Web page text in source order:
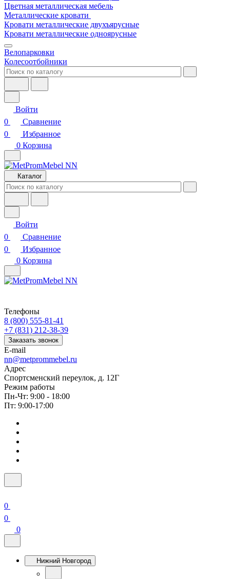
Цветная металлическая мебель
Металлические кровати
Кровати металлические двухъярусные
Кровати металлические одноярусные
Велопарковки
Колесоотбойники
Войти
0
Сравнение
0
Избранное
0 Корзина
Каталог
Войти
0
Сравнение
0
Избранное
0 Корзина
Телефоны
8 (800) 555-81-41
+7 (831) 212-38-39
Заказать звонок
E-mail
nn@metprommebel.ru
Адрес
Спортсменский переулок, д. 12Г
Режим работы
Пн-Чт: 9:00 - 18:00
Пт: 9:00-17:00
0
0
0
Нижний Новгород